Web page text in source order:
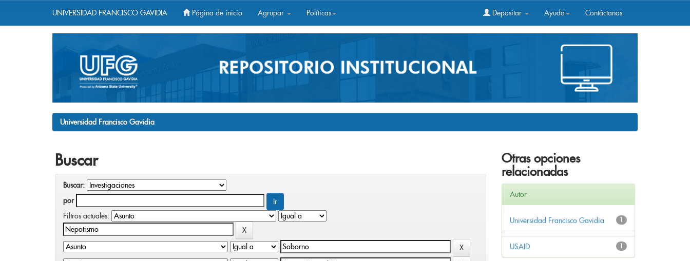
UNIVERSIDAD FRANCISCO GAVIDIA Página de inicio Agrupar Políticas Depositar Ayuda Contáctanos
Universidad Francisco Gavidia
Buscar
Buscar:
por
Filtros actuales:
Otras opciones
relacionadas
Autor
1
Universidad Francisco Gavidia
1
USAID